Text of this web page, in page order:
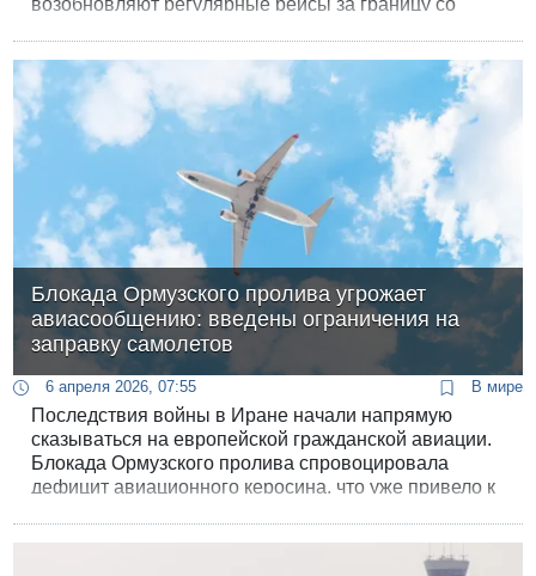
возобновляют регулярные рейсы за границу со
Блокада Ормузского пролива угрожает
авиасообщению: введены ограничения на
заправку самолетов
6 апреля 2026, 07:55 В мире
Последствия войны в Иране начали напрямую
сказываться на европейской гражданской авиации.
Блокада Ормузского пролива спровоцировала
дефицит авиационного керосина, что уже привело к